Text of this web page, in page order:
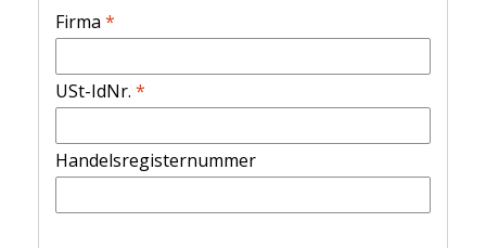
Firma *
USt-IdNr. *
Handelsregisternummer